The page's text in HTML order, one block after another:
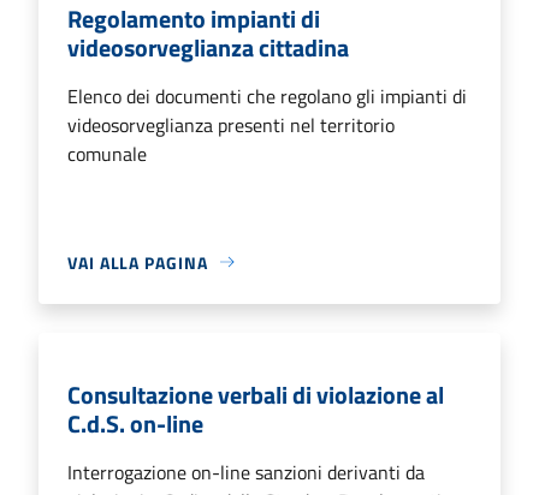
Regolamento impianti di
videosorveglianza cittadina
Elenco dei documenti che regolano gli impianti di
videosorveglianza presenti nel territorio
comunale
VAI ALLA PAGINA
Consultazione verbali di violazione al
C.d.S. on-line
Interrogazione on-line sanzioni derivanti da